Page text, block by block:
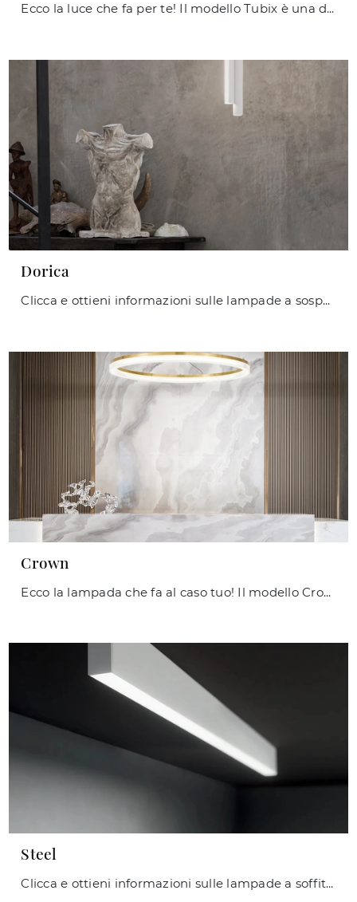
Ecco la luce che fa per te! Il modello Tubix è una delle nostre lampade a sospensione di Ideal Lux.
Dorica
Clicca e ottieni informazioni sulle lampade a sospensione di Ideal Lux: il modello Dorica in policarbonato ti sta aspettando!
Crown
Ecco la lampada che fa al caso tuo! Il modello Crown è una delle nostre lampade a sospensione di Ideal Lux.
Steel
Clicca e ottieni informazioni sulle lampade a soffitto di Ideal Lux: il modello Steel in metallo ti sta aspettando!